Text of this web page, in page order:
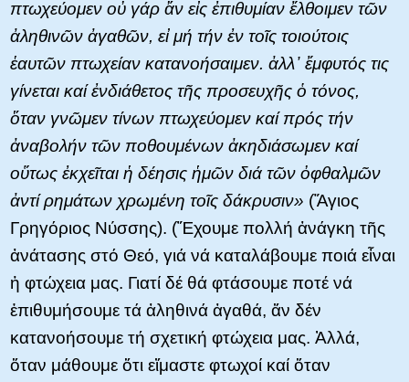
πτωχεύομεν οὐ γάρ ἄν εἰς ἐπιθυμίαν ἔλθοιμεν τῶν
ἀληθινῶν ἀγαθῶν, εἰ μή τήν ἐν τοῖς τοιούτοις
ἑαυτῶν πτωχείαν κατανοήσαιμεν. ἀλλ᾽ ἔμφυτός τις
γίνεται καί ἐνδιάθετος τῆς προσευχῆς ὁ τόνος,
ὅταν γνῶμεν τίνων πτωχεύομεν καί πρός τήν
ἀναβολήν τῶν ποθουμένων ἀκηδιάσωμεν καί
οὕτως ἐκχεῖται ἡ δέησις ἡμῶν διά τῶν ὀφθαλμῶν
ἀντί ρημάτων χρωμένη τοῖς δάκρυσιν» (Ἅγιος
Γρηγόριος Nύσσης). (Ἔχουμε πολλή ἀνάγκη τῆς
ἀνάτασης στό Θεό, γιά νά καταλάβουμε ποιά εἶναι
ἡ φτώχεια μας. Γιατί δέ θά φτάσουμε ποτέ νά
ἐπιθυμήσουμε τά ἀληθινά ἀγαθά, ἄν δέν
κατανοήσουμε τή σχετική φτώχεια μας. Ἀλλά,
ὅταν μάθουμε ὅτι εἴμαστε φτωχοί καί ὅταν